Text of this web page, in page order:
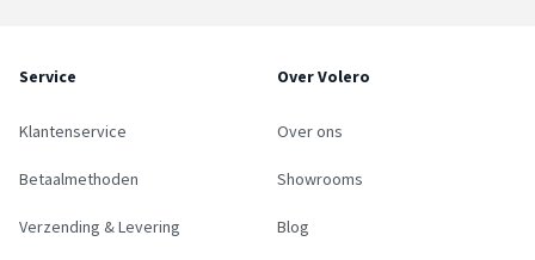
Service
Klantenservice
Betaalmethoden
Verzending & Levering
Over Volero
Over ons
Showrooms
Blog